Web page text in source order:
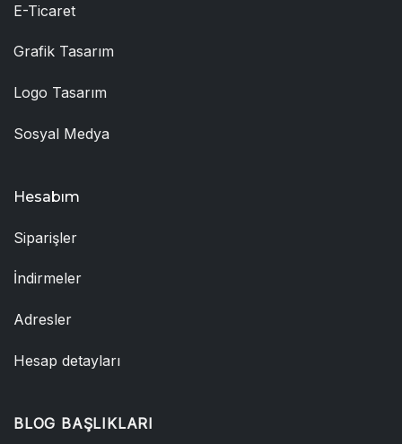
E-Ticaret
Grafik Tasarım
Logo Tasarım
Sosyal Medya
Hesabım
Siparişler
İndirmeler
Adresler
Hesap detayları
BLOG BAŞLIKLARI